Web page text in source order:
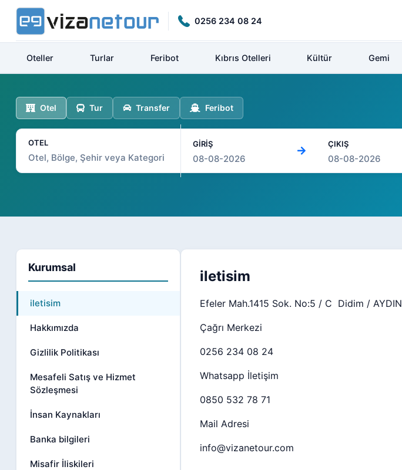
0256 234 08 24
Oteller Turlar Feribot Kıbrıs Otelleri Kültür Gemi
Otel Tur Transfer Feribot
OTEL GİRİŞ ÇIKIŞ
Kurumsal
iletisim
Hakkımızda
Gizlilik Politikası
Mesafeli Satış ve Hizmet
Sözleşmesi
İnsan Kaynakları
Banka bilgileri
Misafir İliskileri
iletisim
Efeler Mah.1415 Sok. No:5 / C Didim / AYDIN
Çağrı Merkezi
0256 234 08 24
Whatsapp İletişim
0850 532 78 71
Mail Adresi
info@vizanetour.com